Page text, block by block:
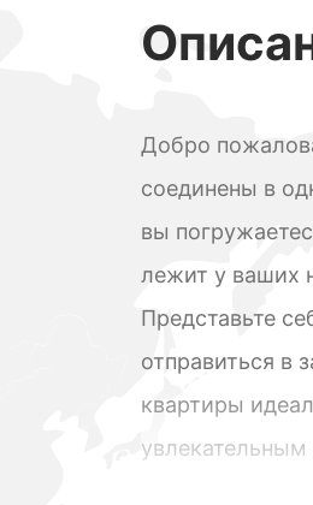
Добро
соединены в
вы
лежит у ваших
Представьте
отправиться в
квартиры